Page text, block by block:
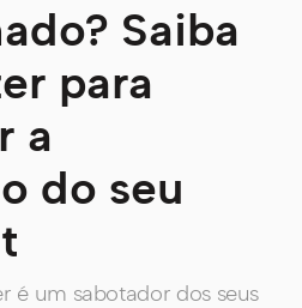
Saiba
para
a
do seu
é um sabotador dos seus